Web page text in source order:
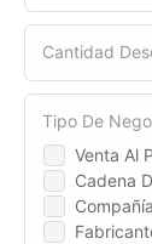
Cantidad
Venta Al
Cadena
Tipo De